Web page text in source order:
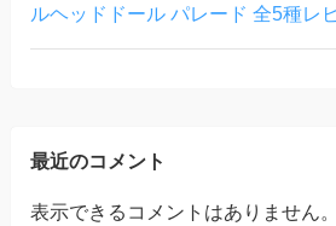
ルヘッドドール パレード 全5種レ
最近のコメント
表示できるコメントはありません。